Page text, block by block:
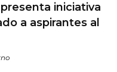
iniciativa
a aspirantes al